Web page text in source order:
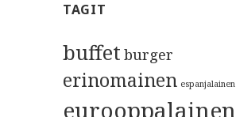
TAGIT
buffet burger
erinomainen espanjalainen
eurooppalainen